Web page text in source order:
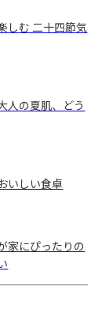
しむ 二十四節気
の夏肌、どう
いしい食卓
家にぴったりの